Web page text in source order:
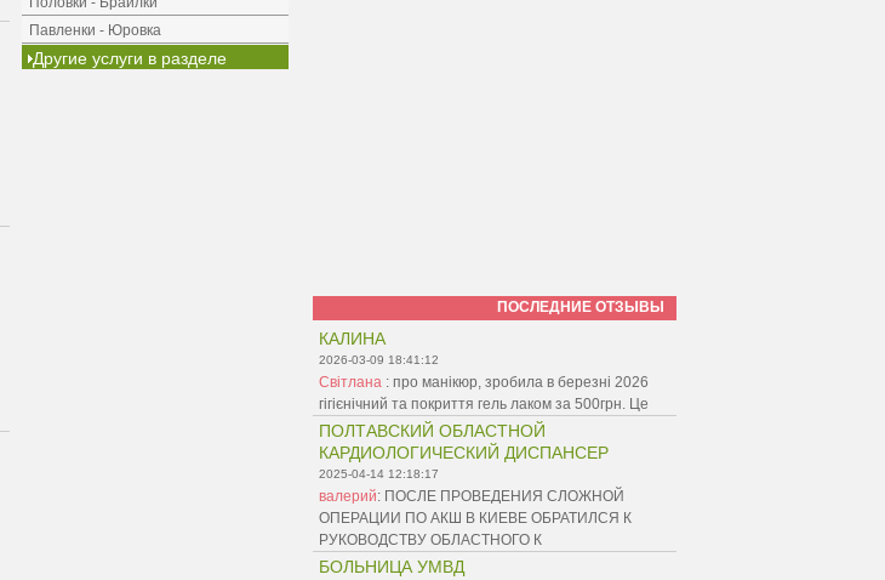
Павленки - Юровка
Другие услуги в разделе
ПОСЛЕДНИЕ ОТЗЫВЫ
КАЛИНА
2026-03-09 18:41:12
Світлана : про манікюр, зробила в березні 2026
гігієнічний та покриття гель лаком за 500грн. Це
ПОЛТАВСКИЙ ОБЛАСТНОЙ
КАРДИОЛОГИЧЕСКИЙ ДИСПАНСЕР
2025-04-14 12:18:17
валерий: ПОСЛЕ ПРОВЕДЕНИЯ СЛОЖНОЙ
ОПЕРАЦИИ ПО АКШ В КИЕВЕ ОБРАТИЛСЯ К
РУКОВОДСТВУ ОБЛАСТНОГО К
БОЛЬНИЦА УМВД